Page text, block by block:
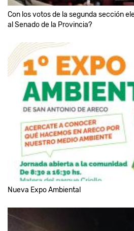
Con los votos de la segunda sección
al Senado de la Provincia?
Nueva Expo Ambiental